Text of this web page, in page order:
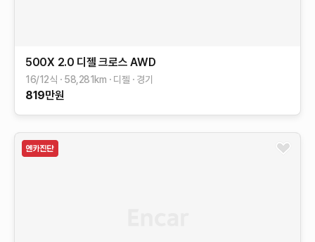
500X 2.0 디젤 크로스 AWD
16/12식 58,281 km 디젤 경기
819만원